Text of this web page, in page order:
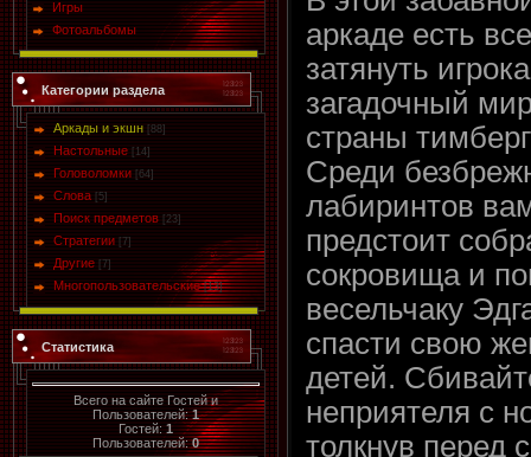
Игры
Фотоальбомы
Категории раздела
Аркады и экшн [88]
Настольные [14]
Головоломки [64]
Слова [5]
Поиск предметов [23]
Стратегии [7]
Другие [7]
Многопользовательские [13]
Статистика
Всего на сайте Гостей и
Пользователей:1
Гостей:1
Пользователей:0
аркаде есть
затянуть
загадочный
страны
Среди
лабиринтов
предстоит
сокровища и
весельчаку
спасти свою
детей.
неприятеля с
толкнув перед